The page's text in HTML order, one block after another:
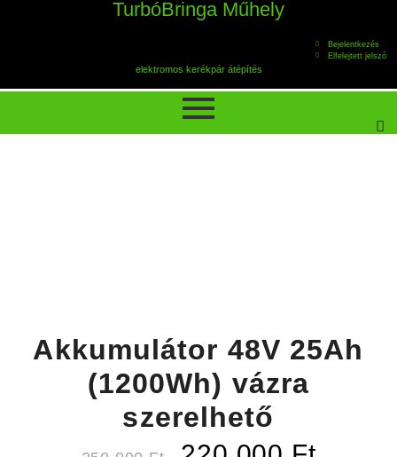
TurbóBringa Műhely
Bejelentkezés
Elfelejtett jelszó
elektromos kerékpár átépítés
Akkumulátor 48V 25Ah
(1200Wh) vázra
szerelhető